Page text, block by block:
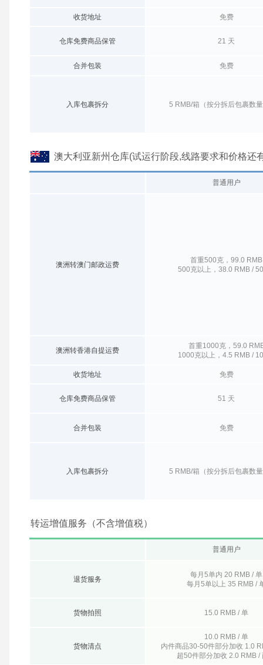
收货地址 免费
仓库免费商品保管 21 天
合并包装 免费
入库包裹拆分 5 RMB/箱（按分拆后包裹数
澳大利亚新州仓库(试运行阶段,线路要求和价格
普通用户
澳洲转澳门邮政运费
首重500克，99.0 RMB
500克以上，38.0 RMB /
澳洲转香港自提运费
首重1000克，59.0
1000克以上，4.5 RMB /
收货地址 免费
仓库免费商品保管 51 天
合并包装 免费
入库包裹拆分 5 RMB/箱（按分拆后包裹数
转运增值服务（不含增值税）
普通用户
退货服务
每月5单内 20 RMB / 单
每月5单以上 35 RMB /
货物拍照 15.0 RMB / 单
货物清点
10.0 RMB / 单
内件商品30-50件部分加收 1.0
超50件部分加收 2.0 RMB /